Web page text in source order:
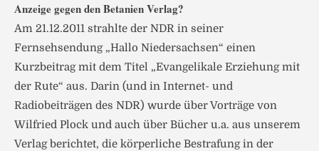
Anzeige gegen den Betanien Verlag?
Am 21.12.2011 strahlte der NDR in seiner
Fernsehsendung „Hallo Niedersachsen“ einen
Kurzbeitrag mit dem Titel „Evangelikale Erziehung mit
der Rute“ aus. Darin (und in Internet- und
Radiobeiträgen des NDR) wurde über Vorträge von
Wilfried Plock und auch über Bücher u.a. aus unserem
Verlag berichtet, die körperliche Bestrafung in der